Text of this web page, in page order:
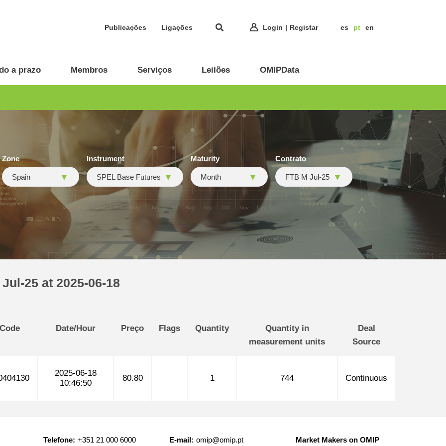
Publicações Ligações Login Registar es pt en
a prazo Membros Serviços Leilões OMIPData
Zone
Spain
Instrument
SPEL Base Futures
Maturity
Month
Contrato
FTB M Jul-25
25 at 2025-06-18
Date/Hour Preço Flags Quantity
Quantity in
measurement units
Deal
Source
2025-06-18
10:46:50
80.80 1 744 Continuous
Telefone: +351 21 000 6000 E-mail: omip@omip.pt Market Makers on OMIP